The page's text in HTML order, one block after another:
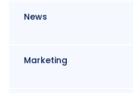
News
Marketing